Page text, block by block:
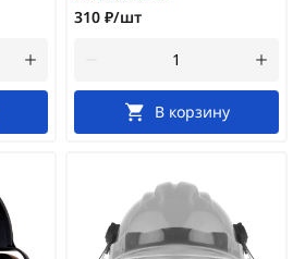
310 ₽/шт
В корзину